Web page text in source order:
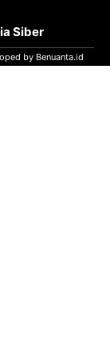
Siber
by Benuanta.id